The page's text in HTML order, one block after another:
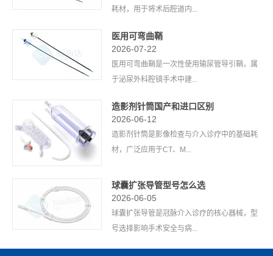
耗材，用于将术后腔道内...
医用可弯曲鞘
2026-07-22
医用可弯曲鞘是一次性使用输尿管导引鞘，属
于泌尿外科腔镜手术中建...
造影剂针筒国产和进口区别
2026-06-12
造影剂针筒是影像检查与介入诊疗中的基础耗
材，广泛应用于CT、M...
球囊扩张导管型号怎么选
2026-06-05
球囊扩张导管是冠脉介入诊疗的核心器械，型
号选择影响手术安全与病...